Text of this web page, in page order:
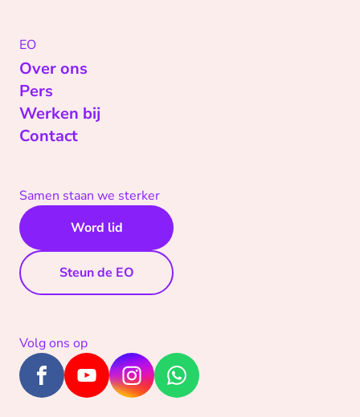
EO
Over ons
Pers
Werken bij
Contact
Samen staan we sterker
Word lid
Steun de EO
Volg ons op